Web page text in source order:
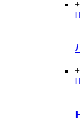
+
+